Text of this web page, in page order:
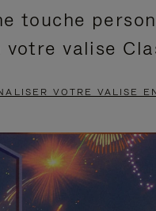
POUR
touche
votre valise
VOTRE VALISE